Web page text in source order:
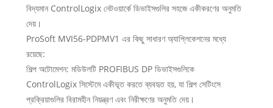
বিদ্যমান ControlLogix নেটওয়ার্কে ডিভাইসগুলির সহজে একীকরণের অনুমতি
দেয়।
ProSoft MVI56-PDPMV1 এর কিছু সাধারণ অ্যাপ্লিকেশনের মধ্যে
রয়েছে:
শিল্প অটোমেশন: মডিউলটি PROFIBUS DP ডিভাইসগুলিকে
ControlLogix সিস্টেমে একীভূত করতে ব্যবহৃত হয়, যা শিল্প সেটিংসে
প্রক্রিয়াগুলির বিরামহীন নিয়ন্ত্রণ এবং নিরীক্ষণের অনুমতি দেয়।